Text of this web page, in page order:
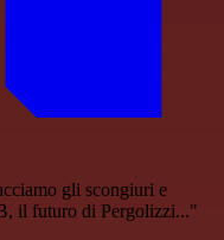
gli scongiuri e
il futuro di Pergolizzi..."